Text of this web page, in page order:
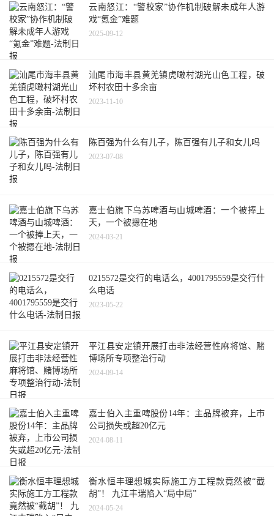
云南怒江：“警校家”协作机制破解未成年人游
戏“氪金”难题
2025-09-12
汕尾市海丰县黄羌镇虎噉村湖光山色工程，破
坏村农田十多余亩
2023-11-10
陈百强为什么有儿子，陈百强有儿子和女儿吗
2023-07-08
嘉士伯旗下乌苏啤酒与山城啤酒：一个被捧上
天，一个被摁在地
2024-03-21
0215572是交行的电话么，4001795559是交行什
么电话
2023-05-22
平江县安定镇开展打击非法经营性麻将馆、赌
博场所专项整治行动
2024-09-14
嘉士伯入主重啤股份14年：主品牌被弃，上市
公司损失或超20亿元
2024-08-11
衡水恒丰理想城实际施工方工程款竟然被“截
胡”！ 九江丰瑞陷入“局中局”
2024-05-24